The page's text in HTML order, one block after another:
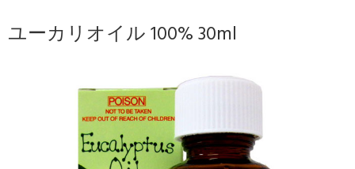
ユーカリオイル 100% 30ml